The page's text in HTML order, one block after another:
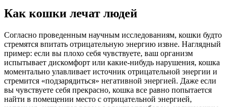
Как кошки лечат людей
Согласно проведенным научным исследованиям, кошки будто
стремятся впитать отрицательную энергию извне. Наглядный
пример: если вы плохо себя чувствуете, ваш организм
испытывает дискомфорт или какие-нибудь нарушения, кошка
моментально улавливает источник отрицательной энергии и
стремится «подзарядиться» негативной энергией. Даже если
вы чувствуете себя прекрасно, кошка все равно попытается
найти в помещении место с отрицательной энергией,